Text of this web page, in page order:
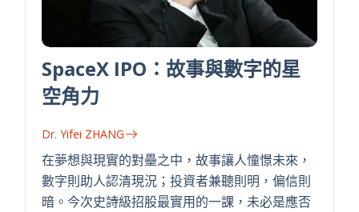
SpaceX IPO：故事與數字的星
空角力
Dr. Yifei ZHANG
在夢想與現實的對壘之中，故事讓人憧憬未來，
數字則助人認清現況；投資者兼聽則明，偏信則
暗。今次史詩級招股最實用的一課，未必是應否